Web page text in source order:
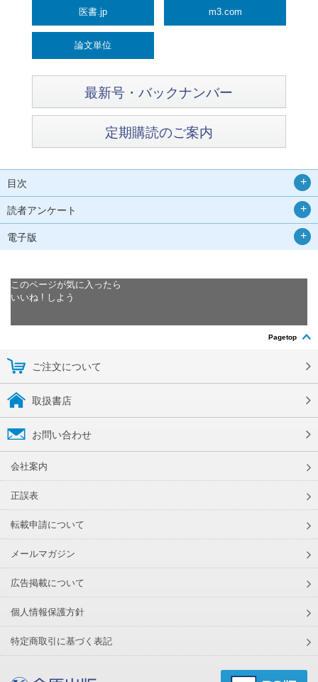
医書.jp m3.com
論文単位
最新号・バックナンバー
定期購読のご案内
目次
読者アンケート
電子版
このページが気に入ったら
いいね ! しよう
Pagetop
ご注文について
取扱書店
お問い合わせ
会社案内
正誤表
転載申請について
メールマガジン
広告掲載について
個人情報保護方針
特定商取引に基づく表記